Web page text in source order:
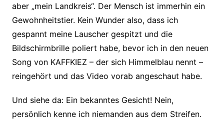
aber „mein Landkreis“. Der Mensch ist immerhin ein
Gewohnheitstier. Kein Wunder also, dass ich
gespannt meine Lauscher gespitzt und die
Bildschirmbrille poliert habe, bevor ich in den neuen
Song von KAFFKIEZ – der sich Himmelblau nennt –
reingehört und das Video vorab angeschaut habe.
Und siehe da: Ein bekanntes Gesicht! Nein,
persönlich kenne ich niemanden aus dem Streifen.